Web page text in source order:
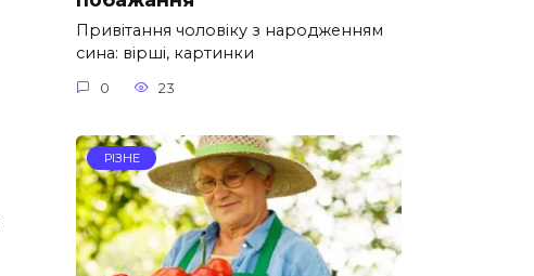
Привітання чоловіку з народженням
сина: вірші, картинки
0 23
РІЗНЕ